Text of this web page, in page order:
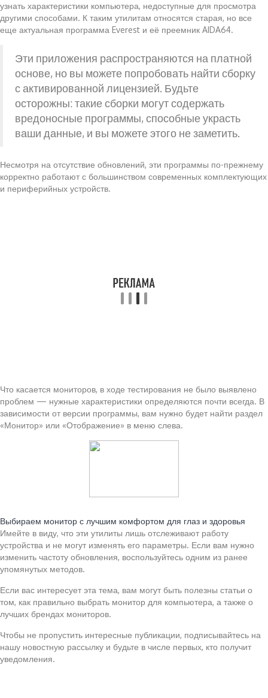
узнать характеристики компьютера, недоступные для просмотра
другими способами. К таким утилитам относятся старая, но все
еще актуальная программа Everest и её преемник AIDA64.
Эти приложения распространяются на платной
основе, но вы можете попробовать найти сборку
с активированной лицензией. Будьте
осторожны: такие сборки могут содержать
вредоносные программы, способные украсть
ваши данные, и вы можете этого не заметить.
Несмотря на отсутствие обновлений, эти программы по-прежнему
корректно работают с большинством современных комплектующих
и периферийных устройств.
Что касается мониторов, в ходе тестирования не было выявлено
проблем — нужные характеристики определяются почти всегда. В
зависимости от версии программы, вам нужно будет найти раздел
«Монитор» или «Отображение» в меню слева.
Выбираем монитор с лучшим комфортом для глаз и здоровья
Имейте в виду, что эти утилиты лишь отслеживают работу
устройства и не могут изменять его параметры. Если вам нужно
изменить частоту обновления, воспользуйтесь одним из ранее
упомянутых методов.
Если вас интересует эта тема, вам могут быть полезны статьи о
том, как правильно выбрать монитор для компьютера, а также о
лучших брендах мониторов.
Чтобы не пропустить интересные публикации, подписывайтесь на
нашу новостную рассылку и будьте в числе первых, кто получит
уведомления.